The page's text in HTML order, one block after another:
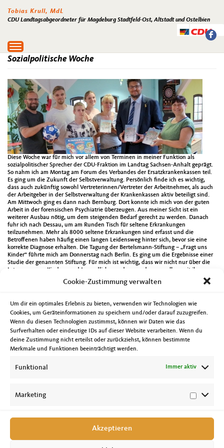
Cookie-Zustimmung verwalten
Um dir ein optimales Erlebnis zu bieten, verwenden wir Technologien wie
Cookies, um Geräteinformationen zu speichern und/oder darauf zuzugreifen.
Wenn du diesen Technologien zustimmst, können wir Daten wie das
Surfverhalten oder eindeutige IDs auf dieser Website verarbeiten. Wenn du
deine Zustimmung nicht erteilst oder zurückziehst, können bestimmte
Merkmale und Funktionen beeinträchtigt werden.
Funktional Immer aktiv
Marketing
Akzeptieren
Tobias Krull, MdL
CDU Landtagsabgeordneter für Magdeburg Stadtfeld-Ost, Altstadt und Ostelbien
Toggle
navigation
Sozialpolitische Woche
Diese Woche war für mich vor allem von Terminen in meiner Funktion als
sozialpolitischer Sprecher der CDU-Fraktion im Landtag Sachsen-Anhalt geprägt.
So nahm ich am Montag am Forum des Verbandes der Ersatzkrankenkassen teil.
Es ging um die Zukunft der Selbstverwaltung. Persönlich finde ich es wichtig,
dass auch zukünftig sowohl Vertreterinnen/Vertreter der Arbeitnehmer, als auch
der Arbeitgeber in der Selbstverwaltung der Krankenkassen aktiv beteiligt sind.
Am Mittwoch ging es dann nach Bernburg. Dort konnte ich mich von der guten
Arbeit in der forensischen Psychiatrie überzeugen. Aus meiner Sicht ist ein
weiterer Ausbau nötig, um dem steigenden Bedarf gerecht zu werden. Danach
fuhr ich nach Dessau, um am Runden Tisch für seltene Erkrankungen
teilzunehmen. Mehr als 8000 seltene Erkrankungen sind erfasst und die
Betroffenen haben häufig einen langen Leidensweg hinter sich, bevor sie eine
korrekte Diagnose erhalten. Die Tagung der Bertelsmann-Stiftung – „Fragt uns
Kinder“ führte mich am Donnerstag nach Berlin. Es ging um die Ergebnisse einer
Studie der genannten Stiftung. Für mich ist wichtig, dass wir nicht nur über die
Interessen von Kindern und Jugendlichen reden, sondern vor allem mit ihnen.
Am Freitag gab es weitere Gespräche, um die Gesundheitspolitik in Sachsen-
Anhalt sowie im die Kinder- und Jugendpolitik in unserem Bundesland.
Montag ein Großforschungschungsgerät an die Hochschule Magdeburg Stendal
übergeben wurde. Den Dienstag habe ich genutzt, um die Terminplaner des
Landtages für Schülerinnen und Schüler im Jugend- und Sozialzentrum „Mutter
Teresa“ zu übergeben. Außerdem konnte ich an diesem Tag bei der Eröffnung
einer Ausstellung durch die Landtagspräsidentin Gabriele Brakebusch mit dabei
sein. Es handelt sich um eine Plakatausstellung „30 Jahre DRK-KinderSommer“.
Diese wurde von Mitgliedern des Deutsches Rotes Kreuz (DRK) Landesverband
Sachsen-Anhalt und des Jugendrotkreuz Sachsen-Anhalt gestaltet. Mehr Infos
anhalt.de/plakatausstellung-drk-kindersommer/
arbeitsfrei bedeutet.